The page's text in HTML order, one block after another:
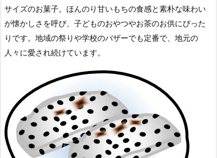
サイズのお菓子。ほんのり甘いもちの食感と素朴な味わい
が懐かしさを呼び、子どものおやつやお茶のお供にぴった
りです。地域の祭りや学校のバザーでも定番で、地元の
人々に愛され続けています。